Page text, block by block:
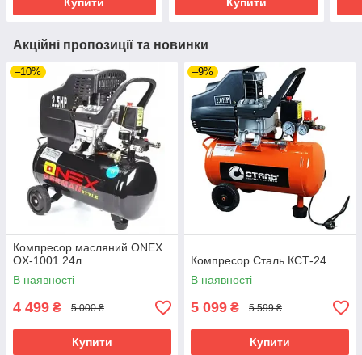
Купити Купити
Акційні пропозиції та новинки
–10%
Компресор масляний ONEX
OX-1001 24л
В наявності
4 499 ₴ 5 000 ₴
Купити
–9%
Компресор Сталь КСТ-24
В наявності
5 099 ₴ 5 599 ₴
Купити